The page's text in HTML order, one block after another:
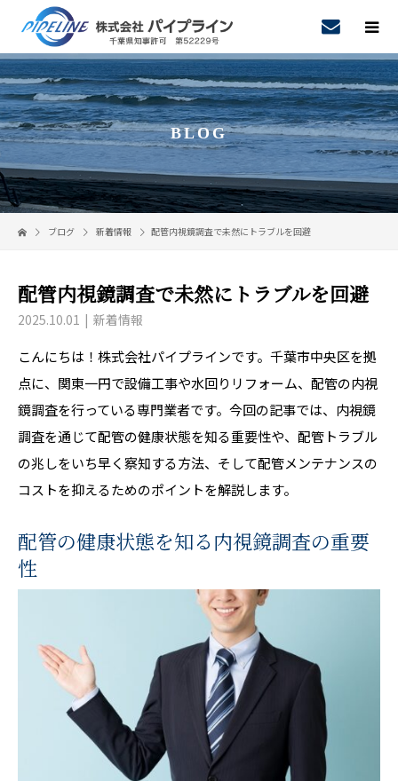
BLOG
ブログ 新着情報 配管内視鏡調査で未然にトラブルを回避
配管内視鏡調査で未然にトラブルを回避
2025.10.01 新着情報
こんにちは！株式会社パイプラインです。千葉市中央区を拠
点に、関東一円で設備工事や水回りリフォーム、配管の内視
鏡調査を行っている専門業者です。今回の記事では、内視鏡
調査を通じて配管の健康状態を知る重要性や、配管トラブル
の兆しをいち早く察知する方法、そして配管メンテナンスの
コストを抑えるためのポイントを解説します。
配管の健康状態を知る内視鏡調査の重要
性